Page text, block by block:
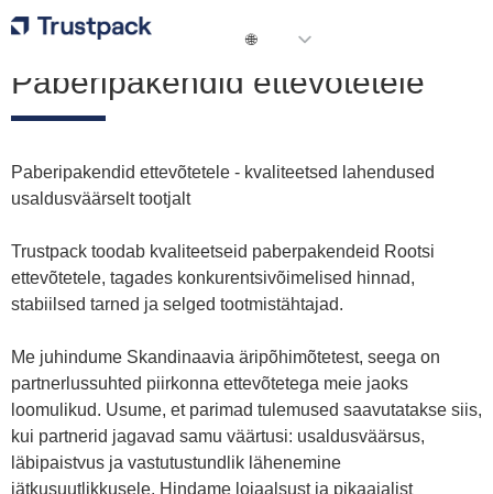
Paberipakendid ettevõtetele
Paberipakendid ettevõtetele - kvaliteetsed lahendused
usaldusväärselt tootjalt
Trustpack toodab kvaliteetseid paberpakendeid Rootsi
ettevõtetele, tagades konkurentsivõimelised hinnad,
stabiilsed tarned ja selged tootmistähtajad.
Me juhindume Skandinaavia äripõhimõtetest, seega on
partnerlussuhted piirkonna ettevõtetega meie jaoks
loomulikud. Usume, et parimad tulemused saavutatakse siis,
kui partnerid jagavad samu väärtusi: usaldusväärsus,
läbipaistvus ja vastutustundlik lähenemine
jätkusuutlikkusele. Hindame lojaalsust ja pikaajalist